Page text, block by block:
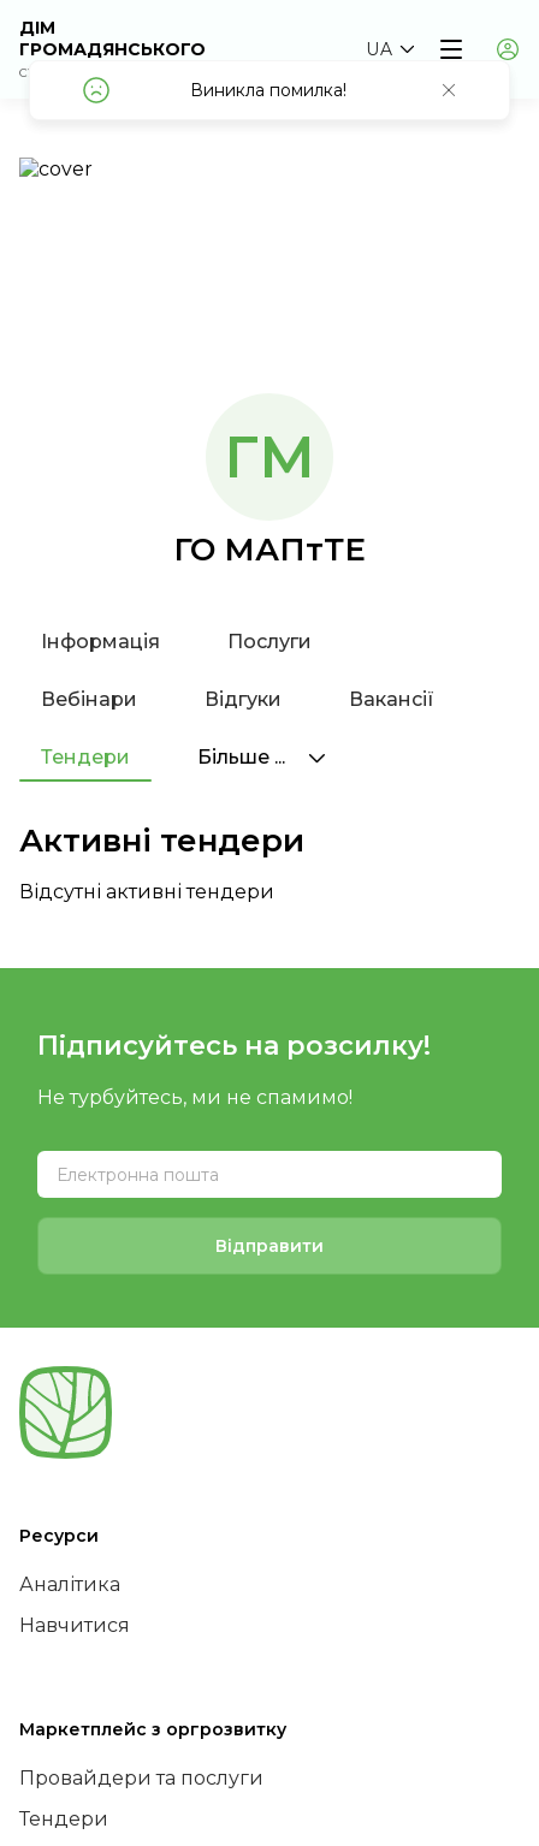
ДІМ
ГРОМАДЯНСЬКОГО
СУСПІЛЬСТВА
UA
Виникла помилка!
ГМ
ГО МАПтТЕ
Інформація Послуги
Вебінари Відгуки Вакансії
Тендери Більше ...
Активні тендери
Відсутні активні тендери
Виникла помилка!
Підписуйтесь на розсилку!
Не турбуйтесь, ми не спамимо!
Відправити
Ресурси
Аналітика
Навчитися
Маркетплейс з оргрозвитку
Провайдери та послуги
Тендери